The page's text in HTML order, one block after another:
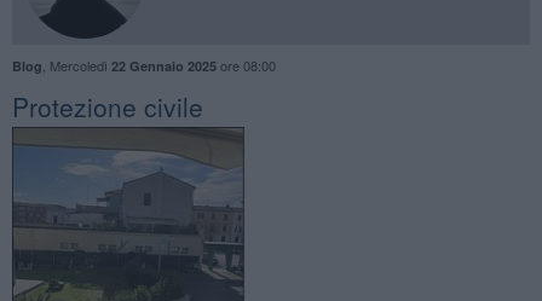
Blog Mercoledì 22 Gennaio 2025ore 08:00
Protezione civile